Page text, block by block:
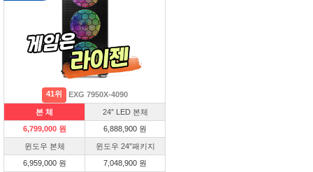
41위 EXG 7950X-4090
본 체
24″ LED 본체
6,799,000 원
6,888,900 원
윈도우 본체
윈도우 24″패키지
6,959,000 원
7,048,900 원